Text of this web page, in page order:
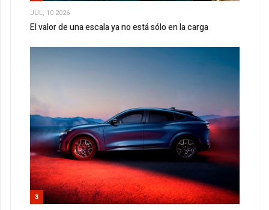
JUL, 10 2026
El valor de una escala ya no está sólo en la carga
3